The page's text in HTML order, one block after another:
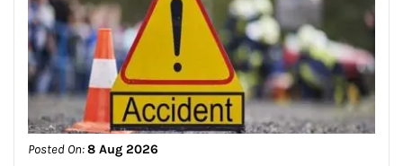
Posted On:8 Aug 2026